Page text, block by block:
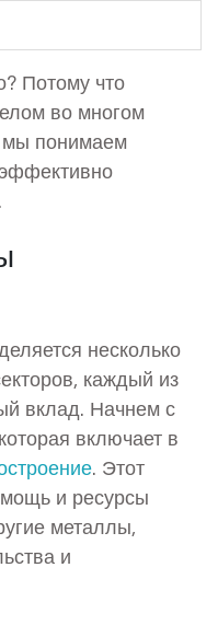
Потому что
во многом
мы понимаем
несколько
каждый из
вклад. Начнем с
включает в
. Этот
мощь и ресурсы
металлы,
и